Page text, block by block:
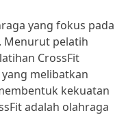
yang fokus pada
Menurut pelatih
CrossFit
melibatkan
kekuatan
adalah olahraga